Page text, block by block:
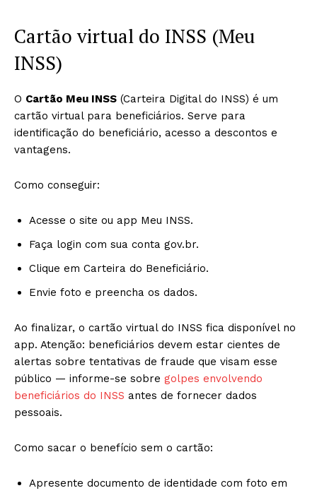
Cartão virtual do INSS (Meu
INSS)
O Cartão Meu INSS (Carteira Digital do INSS) é um
cartão virtual para beneficiários. Serve para
identificação do beneficiário, acesso a descontos e
vantagens.
Como conseguir:
Acesse o site ou app Meu INSS.
Faça login com sua conta gov.br.
Clique em Carteira do Beneficiário.
Envie foto e preencha os dados.
Ao finalizar, o cartão virtual do INSS fica disponível no
app. Atenção: beneficiários devem estar cientes de
alertas sobre tentativas de fraude que visam esse
público — informe-se sobre golpes envolvendo
beneficiários do INSS antes de fornecer dados
pessoais.
Como sacar o benefício sem o cartão:
Apresente documento de identidade com foto em